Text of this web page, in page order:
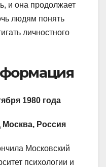
и она продолжает
людям понять
личностного
1980 года
Москва, Россия
Московский
психологии и